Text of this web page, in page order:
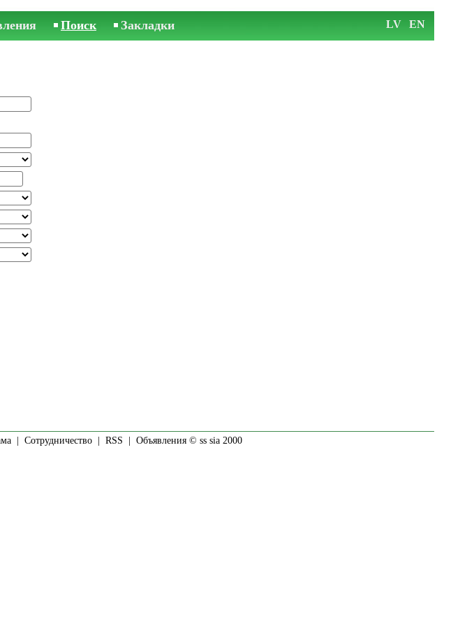
Поиск Закладки LV EN
| Сотрудничество| RSS | Объявления © ss sia 2000